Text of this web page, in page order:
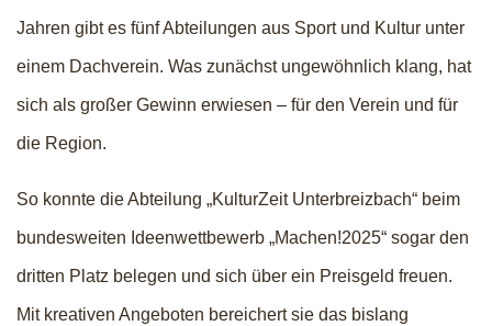
Jahren gibt es fünf Abteilungen aus Sport und Kultur unter
einem Dachverein. Was zunächst ungewöhnlich klang, hat
sich als großer Gewinn erwiesen – für den Verein und für
die Region.
So konnte die Abteilung „KulturZeit Unterbreizbach“ beim
bundesweiten Ideenwettbewerb „Machen!2025“ sogar den
dritten Platz belegen und sich über ein Preisgeld freuen.
Mit kreativen Angeboten bereichert sie das bislang